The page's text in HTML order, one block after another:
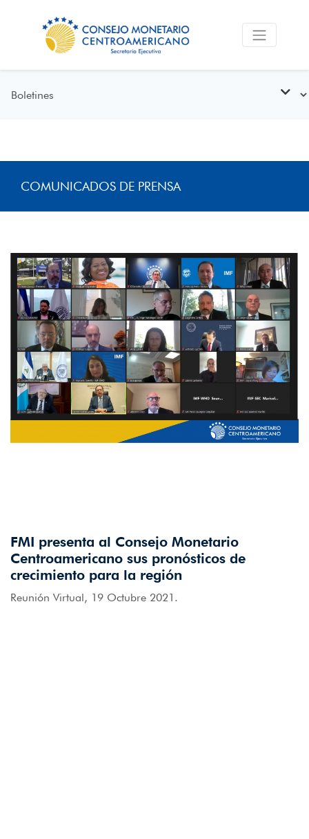
COMUNICADOS DE PRENSA
FMI presenta al Consejo Monetario
Centroamericano sus pronósticos de
crecimiento para la región
Reunión Virtual, 19 Octubre 2021.